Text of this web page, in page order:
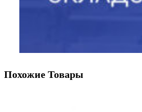
Похожие Товары